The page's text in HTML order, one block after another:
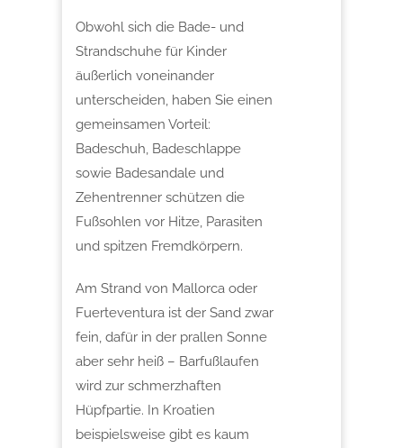
Obwohl sich die Bade- und
Strandschuhe für Kinder
äußerlich voneinander
unterscheiden, haben Sie einen
gemeinsamen Vorteil:
Badeschuh, Badeschlappe
sowie Badesandale und
Zehentrenner schützen die
Fußsohlen vor Hitze, Parasiten
und spitzen Fremdkörpern.
Am Strand von Mallorca oder
Fuerteventura ist der Sand zwar
fein, dafür in der prallen Sonne
aber sehr heiß – Barfußlaufen
wird zur schmerzhaften
Hüpfpartie. In Kroatien
beispielsweise gibt es kaum